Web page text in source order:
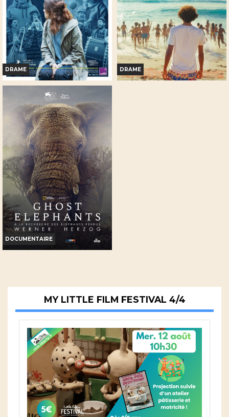
Réservation
TOUT PUBLIC
Réservation
TOUT PUBLIC
DRAME
Horaires et Infos
Bande-annonce
Réservation
TOUT PUBLIC
DRAME
DOCUMENTAIRE
Horaires et Infos
Bande-annonce
Réservation
TOUT PUBLIC
MY LITTLE FILM FESTIVAL 4/4